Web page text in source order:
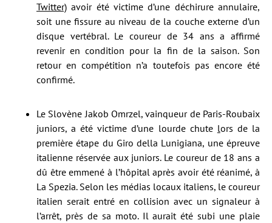
Twitter) avoir été victime d’une déchirure annulaire,
soit une fissure au niveau de la couche externe d’un
disque vertébral. Le coureur de 34 ans a affirmé
revenir en condition pour la fin de la saison. Son
retour en compétition n’a toutefois pas encore été
confirmé.
Le Slovène Jakob Omrzel, vainqueur de Paris-Roubaix
juniors, a été victime d’une lourde chute lors de la
première étape du Giro della Lunigiana, une épreuve
italienne réservée aux juniors. Le coureur de 18 ans a
dû être emmené à l’hôpital après avoir été réanimé, à
La Spezia. Selon les médias locaux italiens, le coureur
italien serait entré en collision avec un signaleur à
l’arrêt, près de sa moto. Il aurait été subi une plaie